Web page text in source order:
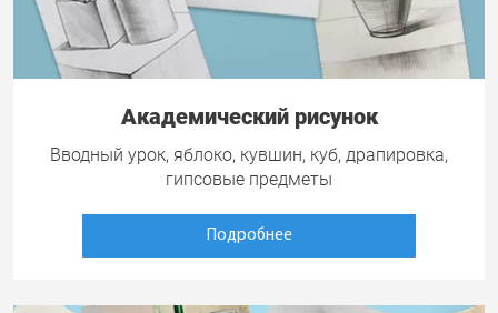
Академический рисунок
Вводный урок, яблоко, кувшин, куб, драпировка,
гипсовые предметы
Подробнее